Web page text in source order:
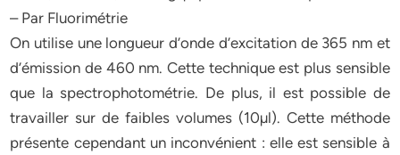
– Par Fluorimétrie
On utilise une longueur d’onde d’excitation de 365 nm et
d’émission de 460 nm. Cette technique est plus sensible
que la spectrophotométrie. De plus, il est possible de
travailler sur de faibles volumes (10µl). Cette méthode
présente cependant un inconvénient : elle est sensible à